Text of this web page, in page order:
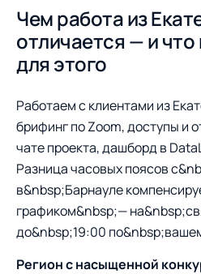
Чем работа из
отличается — и
для этого
Работаем с клиентами из
брифинг по Zoom, доступы и
чате проекта, дашборд в
Разница часовых поясов
в&nbsp;Барнауле
графиком&nbsp;—
до&nbsp;19:00
Регион с насыщенной